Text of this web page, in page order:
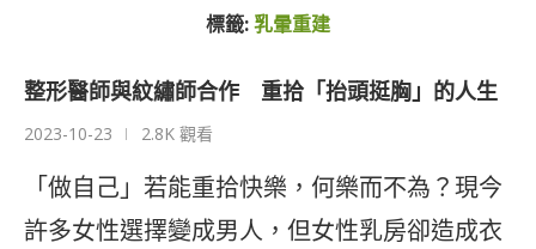
標籤:乳暈重建
整形醫師與紋繡師合作 重拾「抬頭挺胸」的人生
2023-10-23 2.8K 觀看
「做自己」若能重拾快樂，何樂而不為？現今
許多女性選擇變成男人，但女性乳房卻造成衣